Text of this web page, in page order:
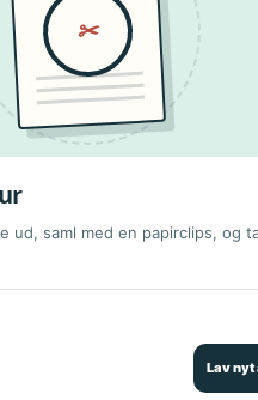
✂
ud, saml med en papirclips, og
Lav nyt